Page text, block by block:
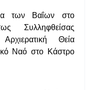
των Βαΐων στο
Συλληφθείσας
Θεία
Ναό στο Κάστρο